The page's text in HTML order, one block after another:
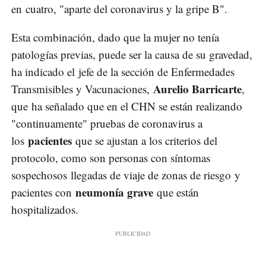
en cuatro, "aparte del coronavirus y la gripe B".
Esta combinación, dado que la mujer no tenía
patologías previas, puede ser la causa de su gravedad,
ha indicado el jefe de la sección de Enfermedades
Transmisibles y Vacunaciones, Aurelio Barricarte,
que ha señalado que en el CHN se están realizando
"continuamente" pruebas de coronavirus a
los pacientes que se ajustan a los criterios del
protocolo, como son personas con síntomas
sospechosos llegadas de viaje de zonas de riesgo y
pacientes con neumonía grave que están
hospitalizados.